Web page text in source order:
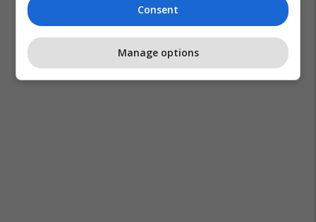
Consent
Manage options